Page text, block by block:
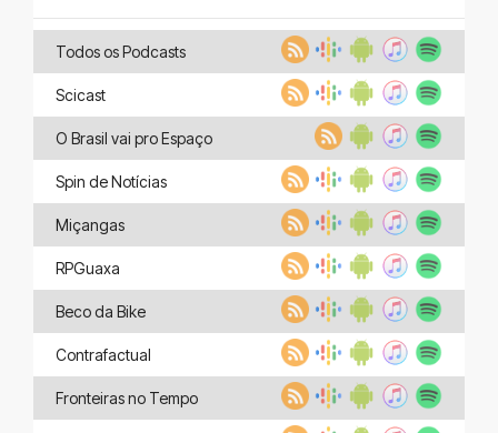
Todos os Podcasts
Scicast
O Brasil vai pro Espaço
Spin de Notícias
Miçangas
RPGuaxa
Beco da Bike
Contrafactual
Fronteiras no Tempo